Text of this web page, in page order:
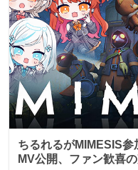
ちるれるがMIMESIS
MV公開、ファン歓喜